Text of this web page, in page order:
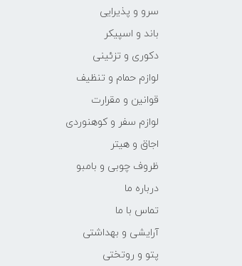
سرو و پذیرایی
باند و اسپیکر
دکوری و تزئینی
لوازم حمام و تنظیف
قوانین و مقرارت
لوازم سفر و کوهنوردی
اجاق و هیتر
ظروف چوبی و بامبو
درباره ما
تماس با ما
آرایشی و بهداشتی
پتو و روتختی